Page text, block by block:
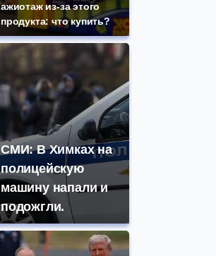
ажиотаж из-за этого
продукта: что купить?
СМИ: В Химках на
полицейскую
машину напали и
подожгли.